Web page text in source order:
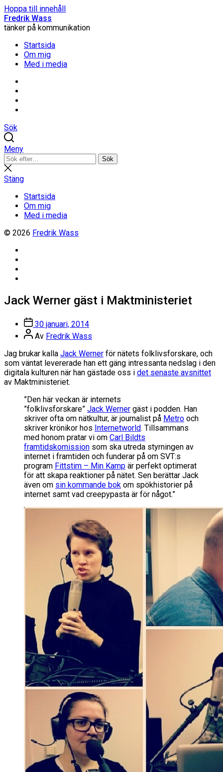
Hoppa till innehåll
Fredrik Wass
tänker på kommunikation
Startsida
Om mig
Med i media
Sök
Meny
Sök
efter:
Sök
Stäng
sökning
Stäng
Startsida
Om mig
Med i media
© 2026 Fredrik Wass
Jack Werner gäst i Maktministeriet
Inläggsdatum
30 januari, 2014
Inläggsförfattare
Av Fredrik Wass
Jag brukar kalla Jack Werner för nätets folklivsforskare, och
som väntat levererade han ett gäng intressanta nedslag i den
digitala kulturen när han gästade oss i det senaste avsnittet
av Maktministeriet.
”Den här veckan är internets
”folklivsforskare” Jack Werner gäst i podden. Han
skriver ofta om nätkultur, är journalist på Metro och
skriver krönikor hos Internetworld. Tillsammans
med honom pratar vi om Carl Bildts
framtidskomission som ska utreda styrningen av
internet i framtiden och funderar på om SVT:s
program Fittstim – Min Kamp är perfekt optimerat
för att skapa reaktioner på nätet. Sen berättar Jack
även om sin kommande bok om spökhistorier på
internet samt vad creepypasta är för något.”